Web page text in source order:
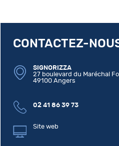
CONTACTEZ-
SIGNORIZZA
27 boulevard du Maréchal
49100 Angers
02 41 86 39 73
Site web